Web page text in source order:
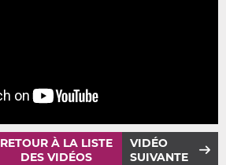
RETOUR À LA LISTE
DES VIDÉOS
VIDÉO
SUIVANTE